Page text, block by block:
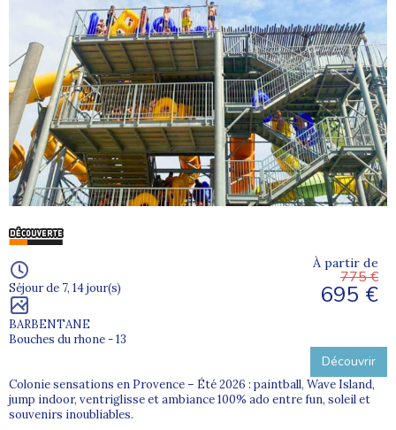
Séjour de 7, 14 jour(s)
BARBENTANE
Bouches du rhone - 13
À partir de
775 €
695 €
Découvrir
Colonie sensations en Provence – Été 2026 : paintball, Wave Island,
jump indoor, ventriglisse et ambiance 100% ado entre fun, soleil et
souvenirs inoubliables.